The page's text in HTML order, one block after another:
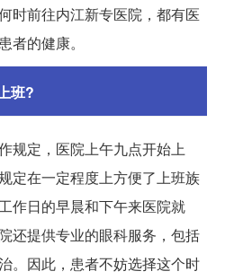
时前往内江新专医院，都有医
者的健康。
班?
规定，医院上午九点开始上
定在一定程度上方便了上班族
作日的早晨和下午来医院就
还提供专业的眼科服务，包括
。因此，患者不妨选择这个时